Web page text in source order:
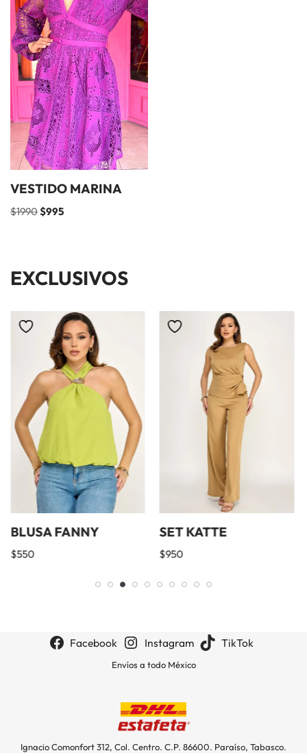
VESTIDO MARINA
$1990$995
EXCLUSIVOS
BLUSA FANNY
$550
SET KATTE
$950
Facebook Instagram TikTok
Envíos a todo México
Ignacio Comonfort 312, Col. Centro. C.P. 86600. Paraíso, Tabasco.